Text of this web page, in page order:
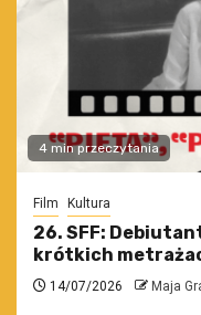
4 min przeczytania
Film Kultura
26. SFF:
krótkich
14/07/2026 Maja